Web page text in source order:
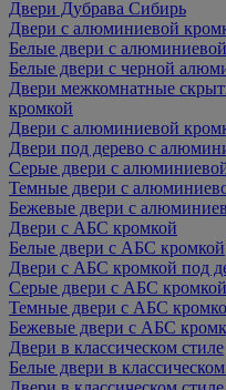
Двери Дубрава Сибирь
Двери с алюминиевой
Белые двери с
Белые двери с черной
Двери межкомнатные
кромкой
Двери с алюминиевой
Двери под дерево с
Серые двери с
Темные двери с
Бежевые двери с
Двери с АБС кромкой
Белые двери с АБС кромкой
Двери с АБС кромкой под
Серые двери с АБС кромкой
Темные двери с АБС
Бежевые двери с АБС
Двери в классическом стиле
Белые двери в